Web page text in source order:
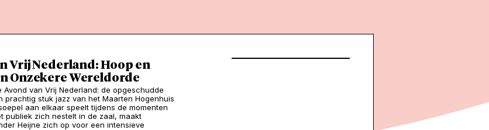
Vrij Nederland: Hoop en
Onzekere Wereldorde
Avond van Vrij Nederland: de opgeschudde
prachtig stuk jazz van het Maarten Hogenhuis
aan elkaar speelt tijdens de momenten
publiek zich nestelt in de zaal, maakt
Heijne zich op voor een intensieve